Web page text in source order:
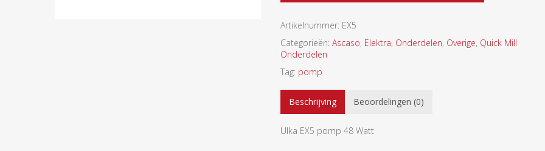
Artikelnummer: EX5
Categorieën: Ascaso, Elektra, Onderdelen, Overige, Quick Mill
Onderdelen
Tag: pomp
Beschrijving Beoordelingen (0)
Ulka EX5 pomp 48 Watt